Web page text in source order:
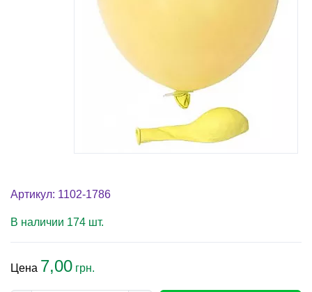
Артикул: 1102-1786
В наличии 174 шт.
Цена 7,00 грн.